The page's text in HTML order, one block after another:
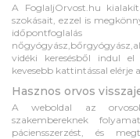
A FoglaljOrvost.hu
szokásait, ezzel is
vidéki keresésből indul
kevesebb kattintással elérje
Hasznos orvos
A weboldal az
szakembereknek
páciensszerzést, és